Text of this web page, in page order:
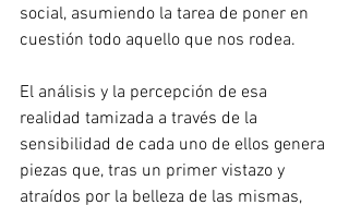
social, asumiendo la tarea de poner en
cuestión todo aquello que nos rodea.
El análisis y la percepción de esa
realidad tamizada a través de la
sensibilidad de cada uno de ellos genera
piezas que, tras un primer vistazo y
atraídos por la belleza de las mismas,